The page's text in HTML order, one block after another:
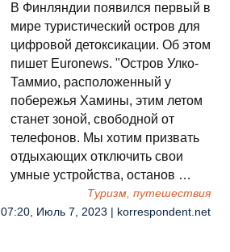
В Финляндии появился первый в
мире туристический остров для
цифровой детоксикации. Об этом
пишет Еuronews. "Остров Улко-
Таммио, расположенный у
побережья Хамины, этим летом
станет зоной, свободной от
телефонов. Мы хотим призвать
отдыхающих отключить свои
умные устройства, останов …
Туризм, путешествия
07:20, Июль 7, 2023 | korrespondent.net